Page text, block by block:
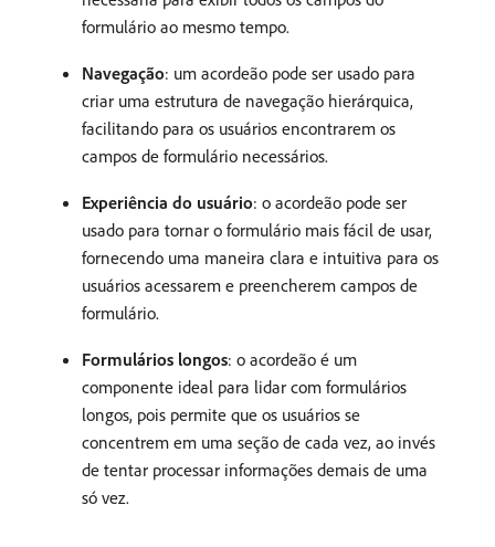
formulário ao mesmo tempo.
Navegação: um acordeão pode ser usado para
criar uma estrutura de navegação hierárquica,
facilitando para os usuários encontrarem os
campos de formulário necessários.
Experiência do usuário: o acordeão pode ser
usado para tornar o formulário mais fácil de usar,
fornecendo uma maneira clara e intuitiva para os
usuários acessarem e preencherem campos de
formulário.
Formulários longos: o acordeão é um
componente ideal para lidar com formulários
longos, pois permite que os usuários se
concentrem em uma seção de cada vez, ao invés
de tentar processar informações demais de uma
só vez.